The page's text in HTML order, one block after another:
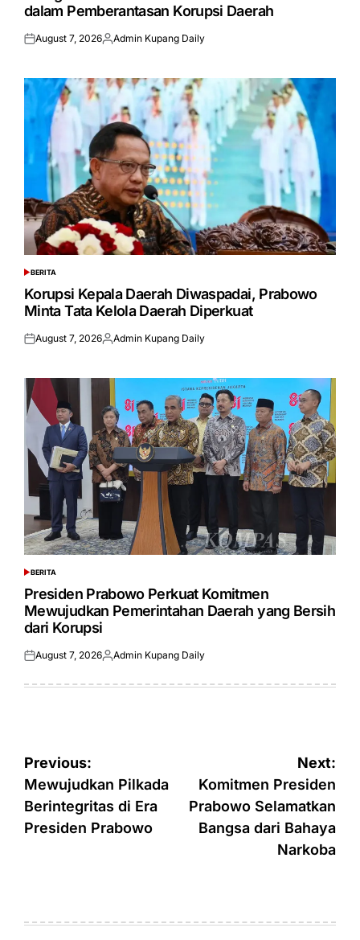
dalam Pemberantasan Korupsi Daerah
Posted
August 7, 2026Posted
Admin Kupang Daily
POSTED
IN
BERITA
Korupsi Kepala Daerah Diwaspadai, Prabowo
Minta Tata Kelola Daerah Diperkuat
Posted
August 7, 2026Posted
Admin Kupang Daily
POSTED
IN
BERITA
Presiden Prabowo Perkuat Komitmen
Mewujudkan Pemerintahan Daerah yang Bersih
dari Korupsi
Posted
August 7, 2026Posted
Admin Kupang Daily
Post
navigation
Previous:
Mewujudkan Pilkada
Berintegritas di Era
Presiden Prabowo
Next:
Komitmen Presiden
Prabowo Selamatkan
Bangsa dari Bahaya
Narkoba